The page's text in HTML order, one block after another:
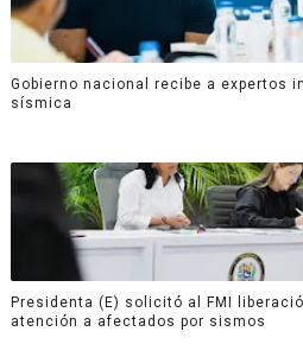
Gobierno nacional recibe a expertos
sísmica
Presidenta (E) solicitó al FMI
atención a afectados por sismos